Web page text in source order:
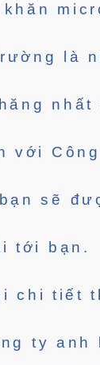
khăn
là
với
sẽ
tới bạn.
chi tiết
ty